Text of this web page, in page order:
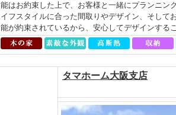
能はお約束した上で、お客様と一緒にプランニ
イフスタイルに合った間取りやデザイン、そして
能が約束されているから、安心してデザインする
タマホーム大阪支店